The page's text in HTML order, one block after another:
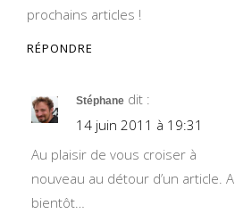
prochains articles !
RÉPONDRE
Stéphane dit :
14 juin 2011 à 19:31
Au plaisir de vous croiser à
nouveau au détour d’un article. A
bientôt…